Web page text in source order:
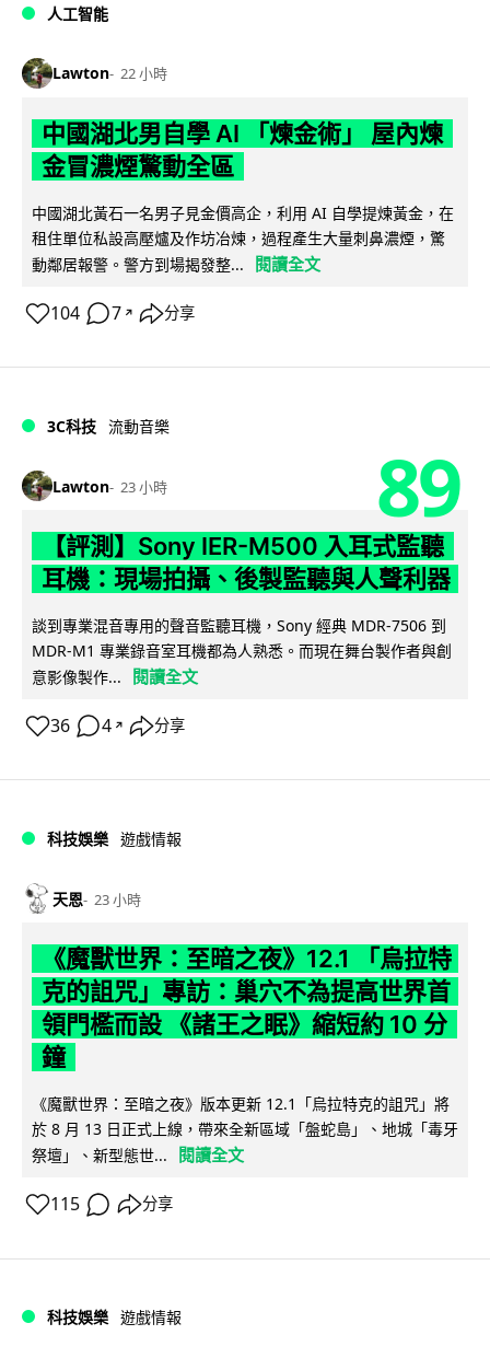
人工智能
Lawton 22 小時
中國湖北男自學 AI 「煉金術」 屋內煉
金冒濃煙驚動全區
中國湖北黃石一名男子見金價高企，利用 AI 自學提煉黃金，在
租住單位私設高壓爐及作坊冶煉，過程產生大量刺鼻濃煙，驚
動鄰居報警。警方到場揭發整...
閱讀全文
104 7 ↗ 分享
3C科技 流動音樂
Lawton 23 小時 89
【評測】Sony IER-M500 入耳式監聽
耳機：現場拍攝、後製監聽與人聲利器
談到專業混音專用的聲音監聽耳機，Sony 經典 MDR-7506 到
MDR-M1 專業錄音室耳機都為人熟悉。而現在舞台製作者與創
意影像製作...
閱讀全文
36 4 ↗ 分享
科技娛樂 遊戲情報
天恩 23 小時
《魔獸世界：至暗之夜》12.1 「烏拉特
克的詛咒」專訪：巢穴不為提高世界首
領門檻而設 《諸王之眠》縮短約 10 分
鐘
《魔獸世界：至暗之夜》版本更新 12.1「烏拉特克的詛咒」將
於 8 月 13 日正式上線，帶來全新區域「盤蛇島」、地城「毒牙
祭壇」、新型態世...
閱讀全文
115 分享
科技娛樂 遊戲情報